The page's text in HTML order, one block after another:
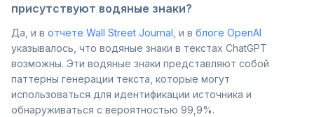
присутствуют водяные знаки?
Да, и в отчете Wall Street Journal , и в блоге OpenAI
указывалось, что водяные знаки в текстах ChatGPT
возможны. Эти водяные знаки представляют собой
паттерны генерации текста, которые могут
использоваться для идентификации источника и
обнаруживаться с вероятностью 99,9%.